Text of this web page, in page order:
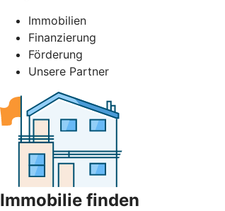
Immobilien
Finanzierung
Förderung
Unsere Partner
Immobilie finden